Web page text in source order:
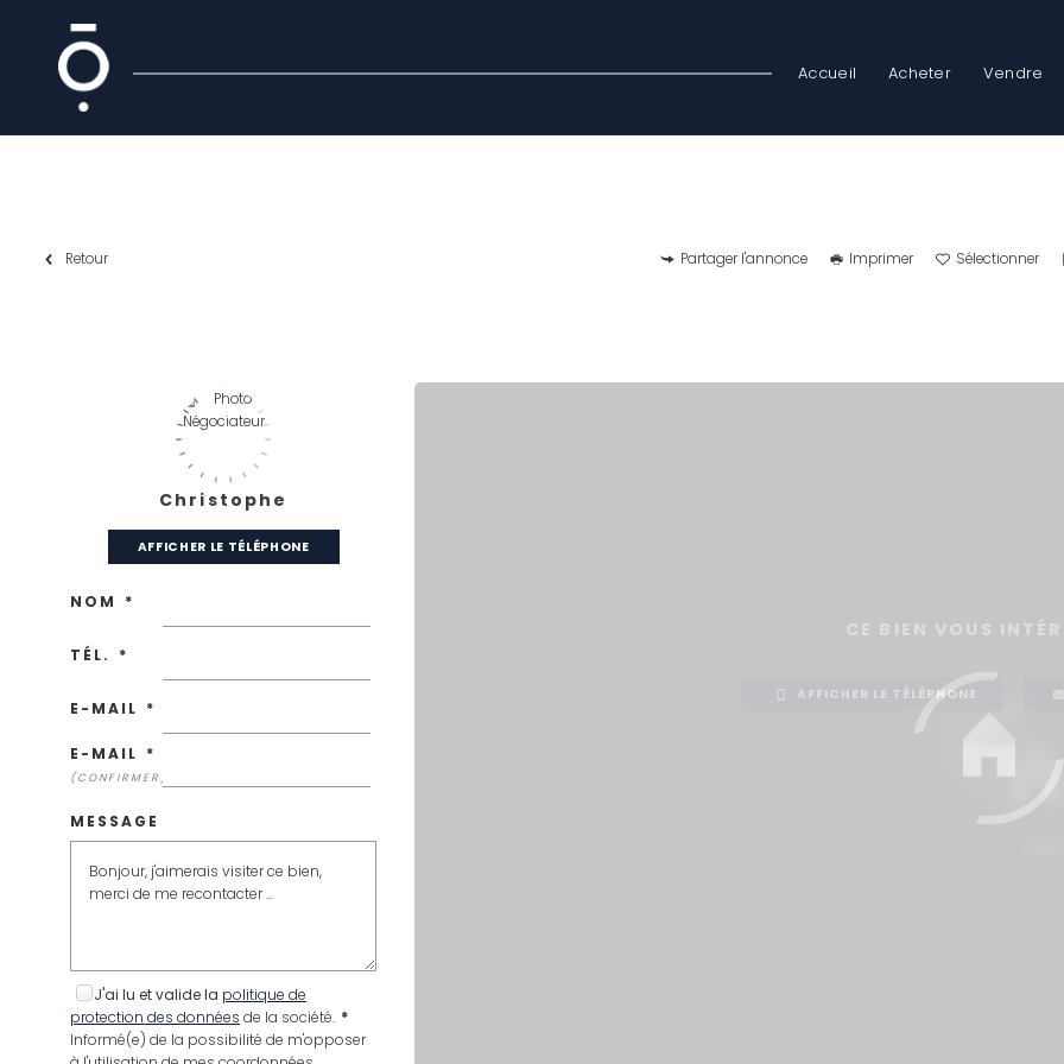
Accueil Acheter Vendre
Retour Partager l'annonce Imprimer Sélectionner
Christophe
AFFICHER LE TÉLÉPHONE
NOM *
TÉL. *
E-MAIL *
E-MAIL *
(CONFIRMER)
MESSAGE
J'ai lu et valide la politique de
protection des données de la société. *
Informé(e) de la possibilité de m'opposer
CE BIEN VOUS
AFFICHER LE TÉLÉPHONE